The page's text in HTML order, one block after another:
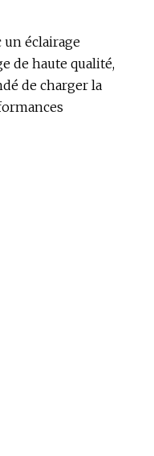
éclairage
de haute qualité,
de charger la